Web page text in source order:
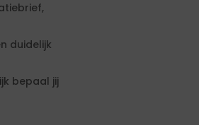
duidelijk
bepaal jij